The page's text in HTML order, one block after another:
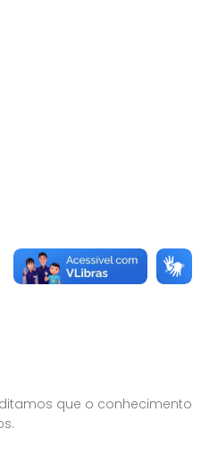
que o conhecimento